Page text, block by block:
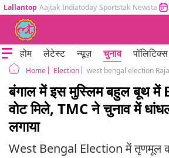
Lallantop Aajtak Indiatoday Sportstak Newstak
होम लेटेस्ट न्यूज़ चुनाव पॉलिटिक्स
Home Election
बंगाल में इस मुस्लिम बहुल बूथ में
वोट मिले, TMC ने चुनाव में
लगाया
West Bengal Election में तृणमूल